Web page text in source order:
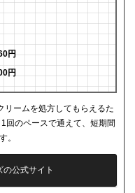
円
円
リームを処方してもらえるた
回のペースで通えて、短期間
。
公式サイト